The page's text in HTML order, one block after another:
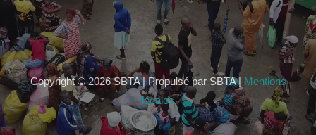
Copyright © 2026 SBTA | Propulsé par SBTA | Mentions
légales